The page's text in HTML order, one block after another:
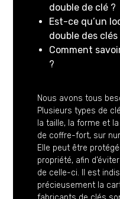
double de clé ?
Est-ce qu’un
double des clés
Comment
?
Nous avons tous
Plusieurs types de
la taille, la forme et
de coffre-fort, sur
Elle peut être
propriété, afin
de celle-ci. Il est
précieusement la